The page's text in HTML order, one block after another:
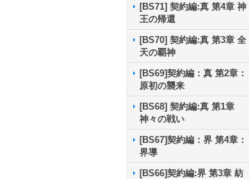
[BS71] 契約編:真 第4章 神
王の帰還
[BS70] 契約編:真 第3章 全
天の覇神
[BS69]契約編：真 第2章：
原初の襲来
[BS68] 契約編:真 第1章
神々の戦い
[BS67]契約編：界 第4章：
界導
[BS66]契約編:界 第3章 紡